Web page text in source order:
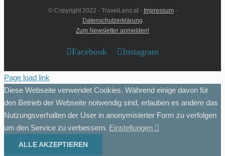
© Copyright 2022 - TravelLens.at - Impressum-
Datenschutzerklärung
Zum Newsletter anmelden!
Facebook Instagram
Page load link
Diese Webseite verwendet Cookies. Während einige davon für
den Betrieb der Webseite notwendig sind, erlauben es andere das
Nutzungsverhalten der User in anonymisierter Form zu verfolgen
um den Service zu verbessern. Einstellungen
ALLE AKZEPTIEREN